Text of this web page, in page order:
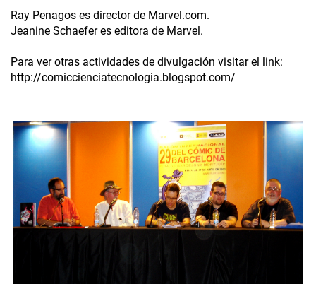
Ray Penagos es director de Marvel.com.
Jeanine Schaefer es editora de Marvel.
Para ver otras actividades de divulgación visitar el link:
http://comiccienciatecnologia.blogspot.com/